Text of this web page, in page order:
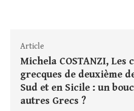
Article
Michela COSTANZI, Les
grecques de deuxième
Sud et en Sicile : un
autres Grecs ?